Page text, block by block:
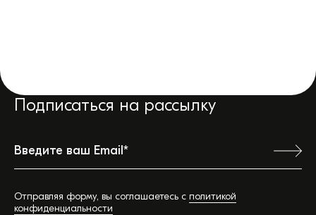
Подписаться на рассылку
Отправляя форму, вы соглашаетесь с политикой
конфиденциальности